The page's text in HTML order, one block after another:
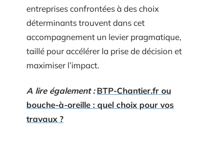
entreprises confrontées à des choix
déterminants trouvent dans cet
accompagnement un levier pragmatique,
taillé pour accélérer la prise de décision et
maximiser l’impact.
A lire également : BTP-Chantier.fr ou
bouche-à-oreille : quel choix pour vos
travaux ?